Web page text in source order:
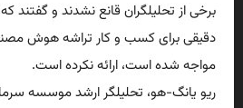
برخی از تحلیلگران قانع نشدند و گفتند
دقیقی برای کسب و کار تراشه هوش
مواجه شده است، ارائه نکرده است.
ریو یانگ-هو، تحلیلگر ارشد موسسه